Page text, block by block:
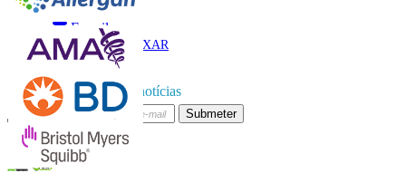
Chamado
E-mail
BAIXAR
AMOSTRA
Subscrever boletim de notícias
Submeter
Confie on-line